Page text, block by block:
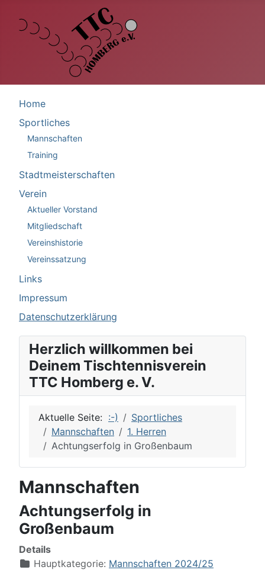
Home
Sportliches
Mannschaften
Training
Stadtmeisterschaften
Verein
Aktueller Vorstand
Mitgliedschaft
Vereinshistorie
Vereinssatzung
Links
Impressum
Datenschutzerklärung
Herzlich willkommen bei
Deinem Tischtennisverein
TTC Homberg e. V.
Aktuelle Seite: :-)
Sportliches
Mannschaften
1. Herren
Achtungserfolg in Großenbaum
Mannschaften
Achtungserfolg in
Großenbaum
Details
Hauptkategorie: Mannschaften 2024/25